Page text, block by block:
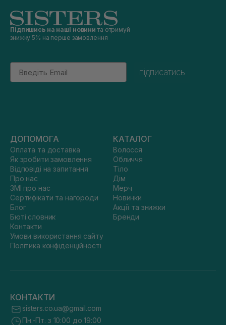
Підпишись на наші новини та отримуй
знижку 5% на перше замовлення
Email
підписатись
ДОПОМОГА
Оплата та доставка
Як зробити замовлення
Відповіді на запитання
Про нас
ЗМІ про нас
Сертифікати та нагороди
Блог
Бюті словник
Контакти
Умови використання сайту
Політика конфіденційності
КАТАЛОГ
Волосся
Обличчя
Тіло
Дім
Мерч
Новинки
Акції та знижки
Бренди
КОНТАКТИ
sisters.co.ua@gmail.com
Пн.-Пт. з 10:00 до 19:00